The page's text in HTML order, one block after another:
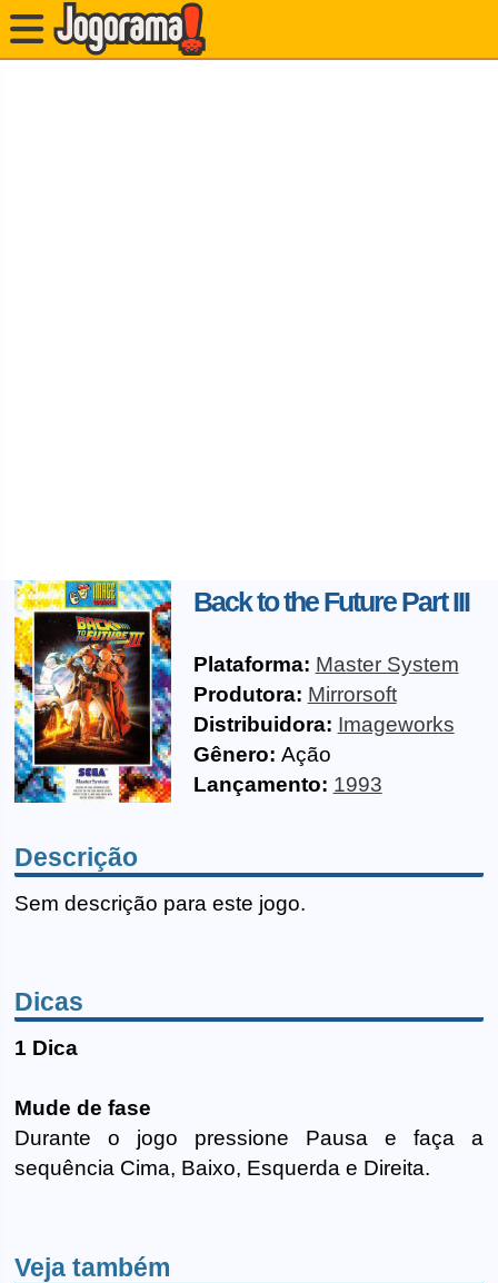
Back to the Future Part III
Plataforma: Master System
Produtora: Mirrorsoft
Distribuidora: Imageworks
Gênero: Ação
Lançamento: 1993
Descrição
Sem descrição para este jogo.
Dicas
1 Dica
Mude de fase
Durante o jogo pressione Pausa e faça a
sequência Cima, Baixo, Esquerda e Direita.
Veja também